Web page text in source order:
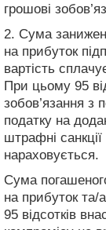
грошові
2. Сума
на прибуток
вартість
При цьому 95
зобов’язання з
податку на
штрафні
нараховується.
Сума
на прибуток та/
95 відсотків